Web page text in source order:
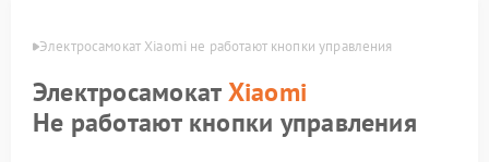
Электросамокат Xiaomi не работают кнопки управления
ЭлектросамокатXiaomi
Не работают кнопки управления